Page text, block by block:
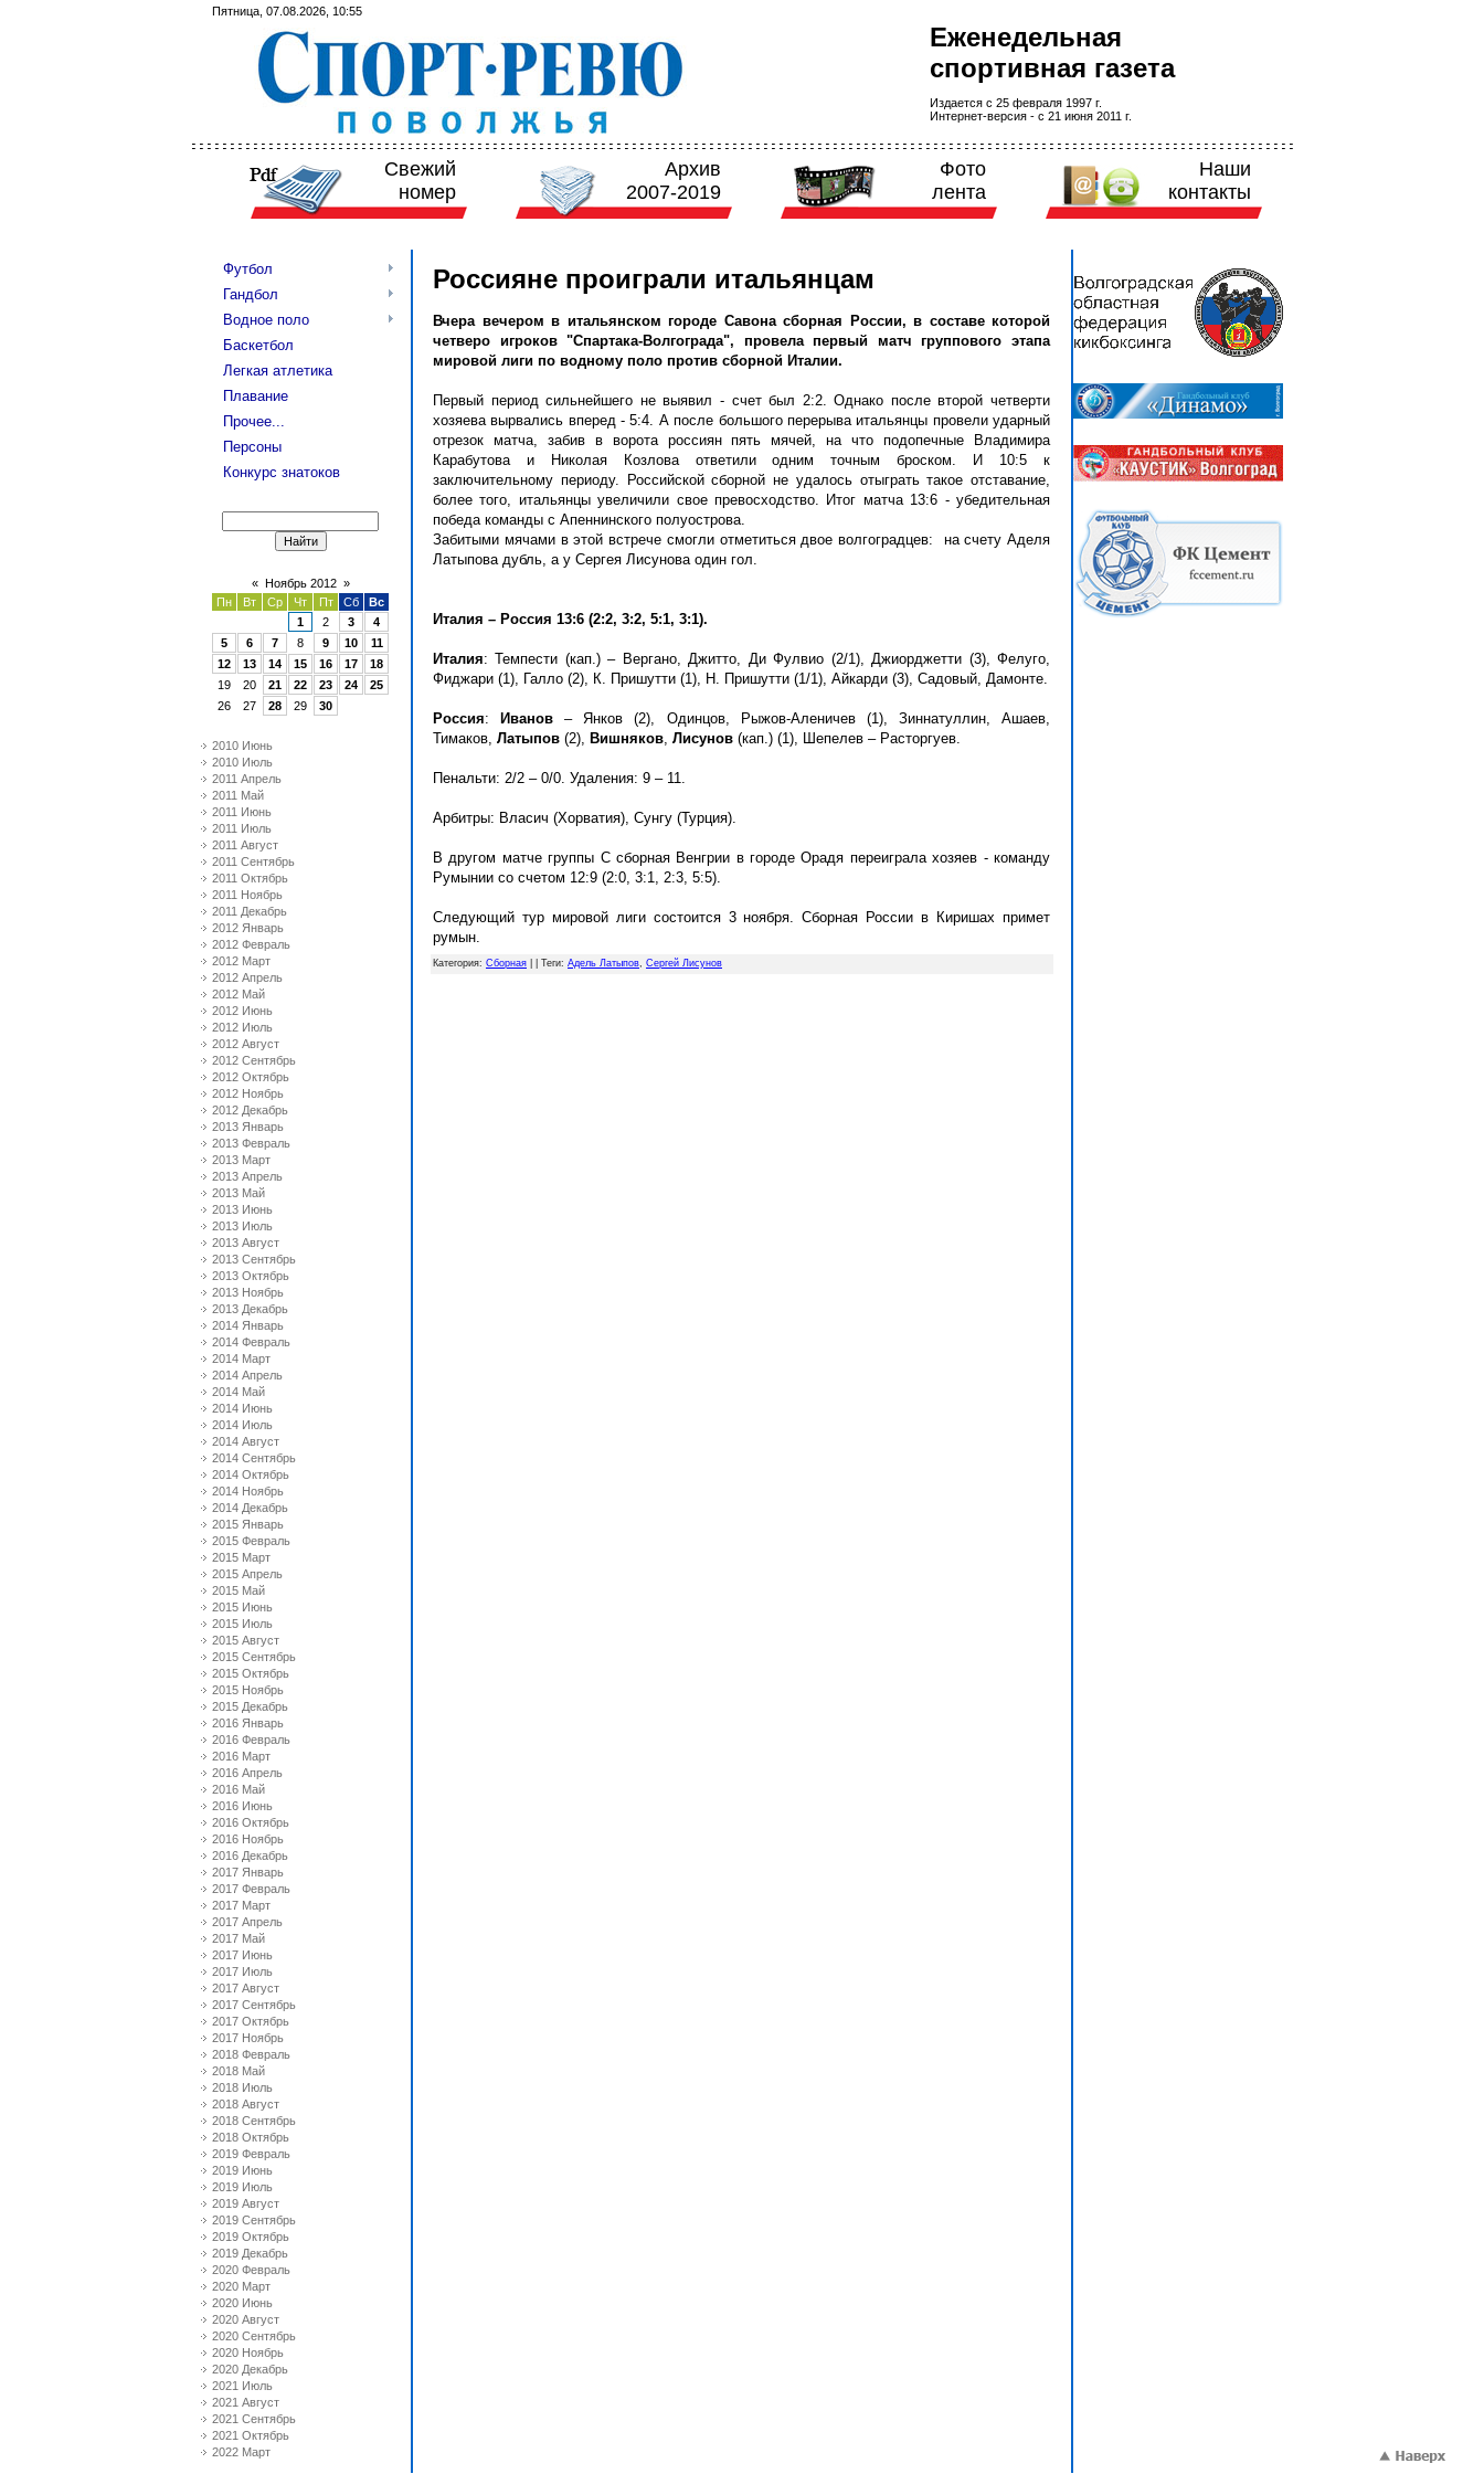
Пятница, 07.08.2026, 10:55
Еженедельная
спортивная газета
Издается с 25 февраля 1997 г.
Интернет-версия - с 21 июня 2011 г.
Свежий
номер
Архив
2007-2019
Фото
лента
Наши
контакты
Футбол
Гандбол
Водное поло
Баскетбол
Легкая атлетика
Плавание
Прочее...
Персоны
Конкурс знатоков
« Ноябрь 2012 »
Пн
Вт Ср Чт Пт Сб
Вс
1
2 3
4
5
6 7 8 9 10
11
12
13 14 15 16 17
18
19
20 21 22 23 24
25
26
27 28 29 30
2010 Июнь
2010 Июль
2011 Апрель
2011 Май
2011 Июнь
2011 Июль
2011 Август
2011 Сентябрь
2011 Октябрь
2011 Ноябрь
2011 Декабрь
2012 Январь
2012 Февраль
2012 Март
2012 Апрель
2012 Май
2012 Июнь
2012 Июль
2012 Август
2012 Сентябрь
2012 Октябрь
2012 Ноябрь
2012 Декабрь
2013 Январь
2013 Февраль
2013 Март
2013 Апрель
2013 Май
2013 Июнь
2013 Июль
2013 Август
2013 Сентябрь
2013 Октябрь
2013 Ноябрь
2013 Декабрь
2014 Январь
2014 Февраль
2014 Март
2014 Апрель
2014 Май
2014 Июнь
2014 Июль
2014 Август
2014 Сентябрь
2014 Октябрь
2014 Ноябрь
2014 Декабрь
2015 Январь
2015 Февраль
2015 Март
2015 Апрель
2015 Май
2015 Июнь
2015 Июль
2015 Август
2015 Сентябрь
2015 Октябрь
2015 Ноябрь
2015 Декабрь
2016 Январь
2016 Февраль
2016 Март
2016 Апрель
2016 Май
2016 Июнь
2016 Октябрь
2016 Ноябрь
2016 Декабрь
2017 Январь
2017 Февраль
2017 Март
2017 Апрель
2017 Май
2017 Июнь
2017 Июль
2017 Август
2017 Сентябрь
2017 Октябрь
2017 Ноябрь
2018 Февраль
2018 Май
2018 Июль
2018 Август
2018 Сентябрь
2018 Октябрь
2019 Февраль
2019 Июнь
2019 Июль
2019 Август
2019 Сентябрь
2019 Октябрь
2019 Декабрь
2020 Февраль
2020 Март
2020 Июнь
2020 Август
2020 Сентябрь
2020 Ноябрь
2020 Декабрь
2021 Июль
2021 Август
2021 Сентябрь
2021 Октябрь
2022 Март
Россияне проиграли итальянцам
Вчера вечером в итальянском городе Савона сборная России, в составе которой
четверо игроков "Спартака-Волгограда", провела первый матч группового этапа
мировой лиги по водному поло против сборной Италии.
Первый период сильнейшего не выявил - счет был 2:2. Однако после второй четверти
хозяева вырвались вперед - 5:4. А после большого перерыва итальянцы провели ударный
отрезок матча, забив в ворота россиян пять мячей, на что подопечные Владимира
Карабутова и Николая Козлова ответили одним точным броском. И 10:5 к
заключительному периоду. Российской сборной не удалось отыграть такое отставание,
более того, итальянцы увеличили свое превосходство. Итог матча 13:6 - убедительная
победа команды с Апеннинского полуострова.
Забитыми мячами в этой встрече смогли отметиться двое волгоградцев: на счету Аделя
Латыпова дубль, а у Сергея Лисунова один гол.
Италия – Россия 13:6 (2:2, 3:2, 5:1, 3:1).
Италия: Темпести (кап.) – Вергано, Джитто, Ди Фулвио (2/1), Джиорджетти (3), Фелуго,
Фиджари (1), Галло (2), К. Пришутти (1), Н. Пришутти (1/1), Айкарди (3), Садовый, Дамонте.
Россия: Иванов – Янков (2), Одинцов, Рыжов-Аленичев (1), Зиннатуллин, Ашаев,
Тимаков, Латыпов (2), Вишняков, Лисунов (кап.) (1), Шепелев – Расторгуев.
Пенальти: 2/2 – 0/0. Удаления: 9 – 11.
Арбитры: Власич (Хорватия), Сунгу (Турция).
В другом матче группы C сборная Венгрии в городе Орадя переиграла хозяев - команду
Румынии со счетом 12:9 (2:0, 3:1, 2:3, 5:5).
Следующий тур мировой лиги состоится 3 ноября. Сборная России в Киришах примет
румын.
Категория: Сборная Теги: Адель Латыпов, Сергей Лисунов